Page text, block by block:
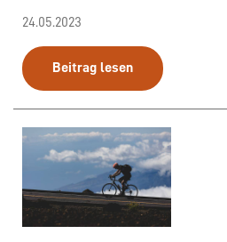
24.05.2023
Beitrag lesen